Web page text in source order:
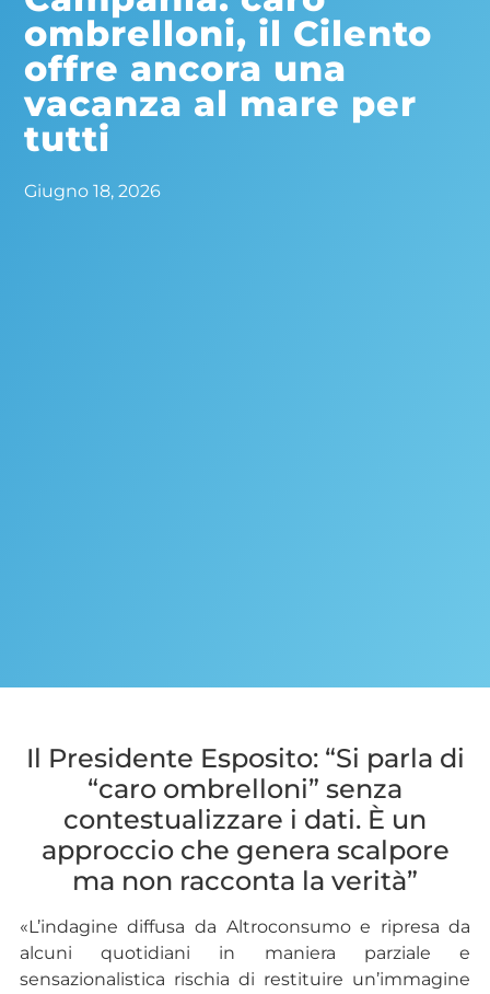
ombrelloni, il Cilento
offre ancora una
vacanza al mare per
tutti
Giugno 18, 2026
Il Presidente Esposito: “Si parla di
“caro ombrelloni” senza
contestualizzare i dati. È un
approccio che genera scalpore
ma non racconta la verità”
«L’indagine diffusa da Altroconsumo e ripresa da
alcuni quotidiani in maniera parziale e
sensazionalistica rischia di restituire un’immagine